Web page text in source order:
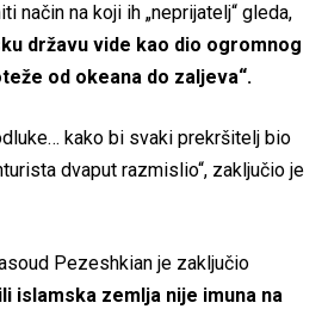
način na koji ih „neprijatelj“ gleda,
državu vide kao dio ogromnog
od okeana do zaljeva“.
kako bi svaki prekršitelj bio
dvaput razmislio“, zaključio je
Pezeshkian je zaključio
islamska zemlja nije imuna na